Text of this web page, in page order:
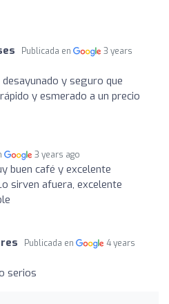
Publicada en
3 years
desayunado y seguro que
y esmerado a un precio
3 years ago
buen café y excelente
sirven afuera, excelente
Publicada en
4 years
serios